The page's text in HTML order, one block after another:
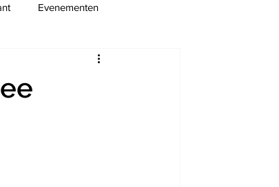
Evenementen